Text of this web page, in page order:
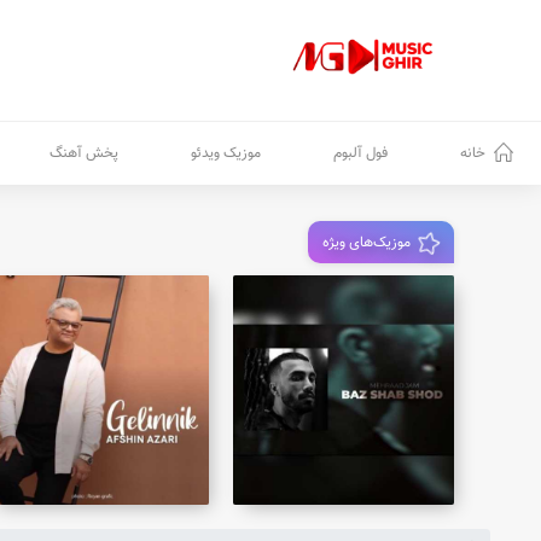
خانه فول آلبوم موزیک ویدئو پخش آهنگ
موزیک‌های ویژه